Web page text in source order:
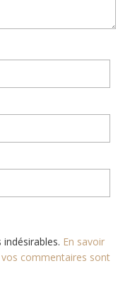
En savoir
commentaires sont